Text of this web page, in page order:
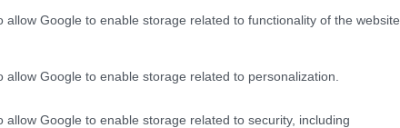
allow Google to enable storage related to functionality of the website
allow Google to enable storage related to personalization.
allow Google to enable storage related to security, including